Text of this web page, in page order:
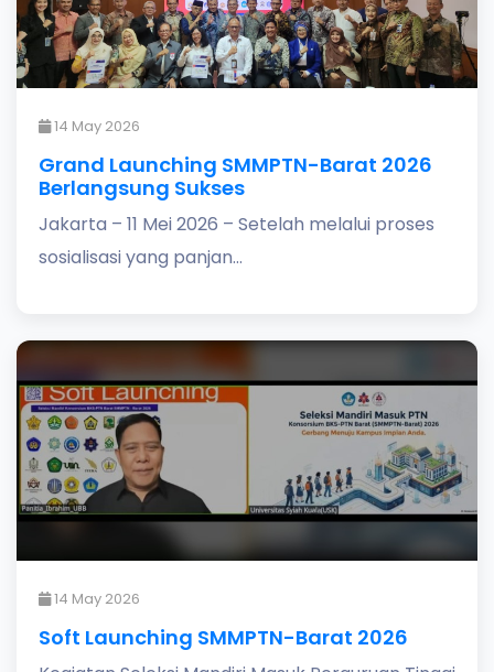
14 May 2026
Grand Launching SMMPTN-Barat 2026
Berlangsung Sukses
Jakarta – 11 Mei 2026 – Setelah melalui proses
sosialisasi yang panjan...
14 May 2026
Soft Launching SMMPTN-Barat 2026